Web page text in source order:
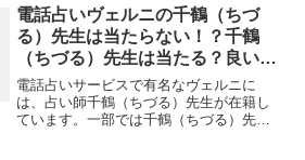
いほど的中率が高いと称される占い師
は、多くの人々から厚い信頼を寄せられ
ています。この記事では、足立区で注目
を集める占い師に焦点を当て、その的中
率やアプローチの特徴、そして占いの結
果に対するリアルな口コミを掲載しま
す。
電話占いヴェルニの千鶴（ちづ
る）先生は当たらない！？千鶴
（ちづる）先生は当たる？良い口
コミ・悪い口コミを紹介
電話占いサービスで有名なヴェルニに
は、占い師千鶴（ちづる）先生が在籍し
ています。一部では千鶴（ちづる）先生